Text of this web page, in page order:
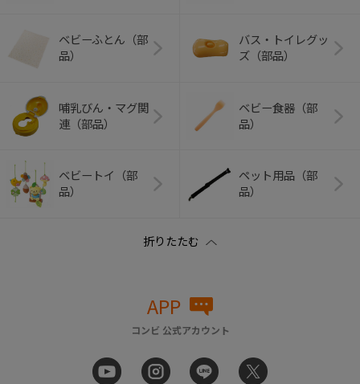
ベビーふとん（部
品）
バス・トイレグッ
ズ（部品）
哺乳びん・マグ関
連（部品）
ベビー食器（部
品）
ベビートイ（部
品）
ペット用品（部
品）
APP
コンビ 公式アカウント